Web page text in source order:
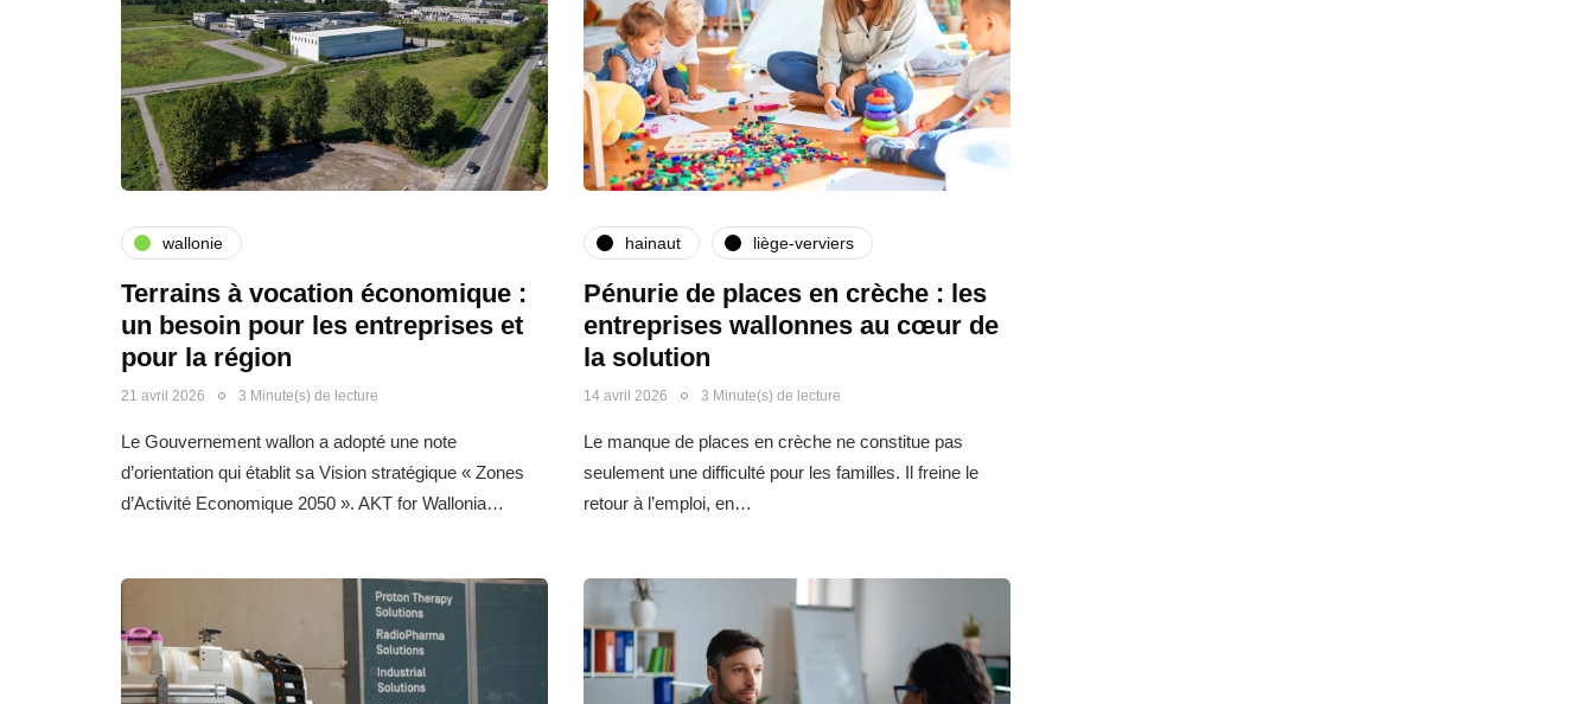
wallonie
Terrains à vocation économique :
un besoin pour les entreprises et
pour la région
21 avril 2026 3 Minute(s) de lecture
Le Gouvernement wallon a adopté une note
d’orientation qui établit sa Vision stratégique « Zones
d’Activité Economique 2050 ». AKT for Wallonia…
hainaut liège-verviers
Pénurie de places en crèche : les
entreprises wallonnes au cœur de
la solution
14 avril 2026 3 Minute(s) de lecture
Le manque de places en crèche ne constitue pas
seulement une difficulté pour les familles. Il freine le
retour à l’emploi, en…